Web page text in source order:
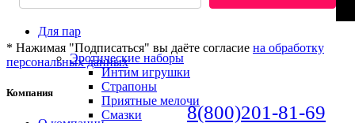
Для пар
Эротические наборы
Интим игрушки
Страпоны
Приятные мелочи
Смазки
* Нажимая "Подписаться" вы даёте согласие на обработку
персональных данных
8(800)201-81-69
Компания